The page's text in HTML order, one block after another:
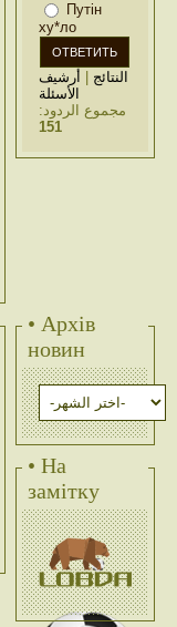
Путін
ху*ло
النتائج | أرشيف
الأسئلة
مجموع الردود:
151
• Архів
новин
• На
замітку